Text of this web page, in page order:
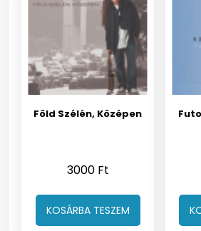
Föld Szélén, Középen
3000 Ft
KOSÁRBA TESZEM